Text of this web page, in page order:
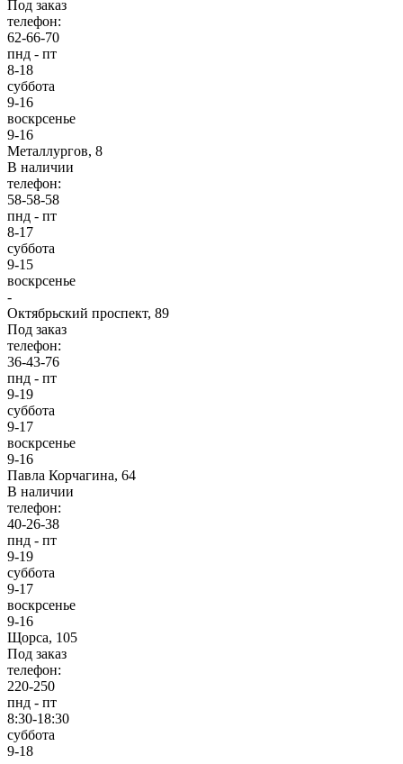
Под заказ
телефон:
62-66-70
пнд - пт
8-18
суббота
9-16
воскрсенье
9-16
Металлургов, 8
В наличии
телефон:
58-58-58
пнд - пт
8-17
суббота
9-15
воскрсенье
-
Октябрьский проспект, 89
Под заказ
телефон:
36-43-76
пнд - пт
9-19
суббота
9-17
воскрсенье
9-16
Павла Корчагина, 64
В наличии
телефон:
40-26-38
пнд - пт
9-19
суббота
9-17
воскрсенье
9-16
Щорса, 105
Под заказ
телефон:
220-250
пнд - пт
8:30-18:30
суббота
9-18